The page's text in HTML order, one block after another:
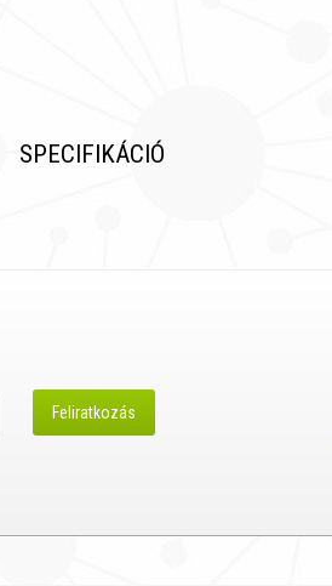
SPECIFIKÁCIÓ